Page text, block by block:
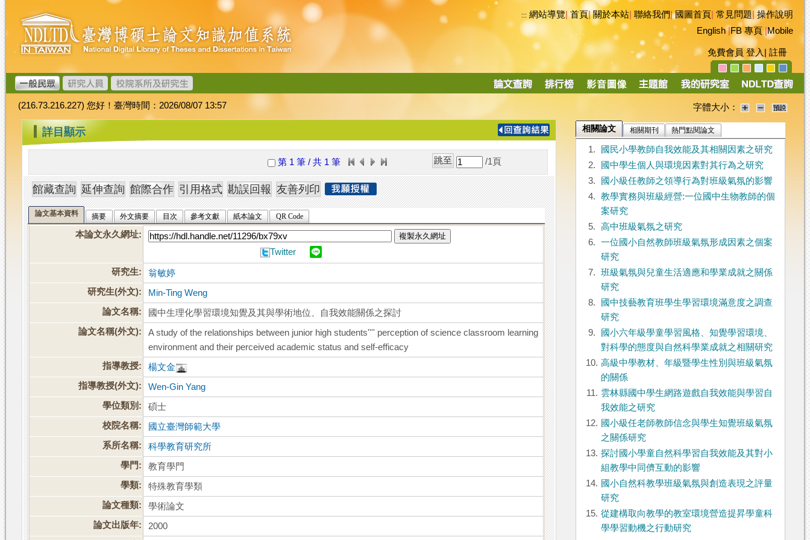
跳
到
主
要
內
容
臺
灣
博
碩
士
論
文
加
值
系
統
::: 網站導覽|首頁|關於本站 聯絡我們|國圖首頁 常見問題|操作說明
English|FB 專頁|Mobile
免費會員 登入 註冊
導
(216.73.216.227) 您好！臺灣時間：2026/08/07 13:57 字體大小：
::: 詳目顯示
第 1 筆 / 共 1 筆 /1 頁
論文基本資料 摘要 外文摘要 目次 參考文獻 紙本論文 QR Code
本論文永久網址: 複製永久網址
Twitter
研究生:
翁敏婷
研究生(外文):
Min-Ting Weng
論文名稱:
國中生理化學習環境知覺及其與學術地位、自我效能關係之探討
論文名稱(外文):
A study of the relationships between junior high students'''' perception of science classroom learning
environment and their perceived academic status and self-efficacy
指導教授:
楊文金
指導教授(外文):
Wen-Gin Yang
學位類別:
碩士
校院名稱:
國立臺灣師範大學
系所名稱:
科學教育研究所
學門:
教育學門
學類:
特殊教育學類
論文種類:
學術論文
論文出版年:
2000
相關論文 相關期刊 熱門點閱論文
1.
國民小學教師自我效能及其相關因素之研究
2.
國中學生個人與環境因素對其行為之研究
3.
國小級任教師之領導行為對班級氣氛的影響
4.
教學實務與班級經營:一位國中生物教師的個
案研究
5.
高中班級氣氛之研究
6.
一位國小自然教師班級氣氛形成因素之個案
研究
7.
班級氣氛與兒童生活適應和學業成就之關係
研究
8.
國中技藝教育班學生學習環境滿意度之調查
研究
9.
國小六年級學童學習風格、知覺學習環境、
對科學的態度與自然科學業成就之相關研究
10. 高級中學教材、年級暨學生性別與班級氣氛
的關係
11. 雲林縣國中學生網路遊戲自我效能與學習自
我效能之研究
12. 國小級任老師教師信念與學生知覺班級氣氛
之關係研究
13. 探討國小學童自然科學習自我效能及其對小
組教學中同儕互動的影響
14. 國小自然科教學班級氣氛與創造表現之評量
研究
15. 從建構取向教學的教室環境營造提昇學童科
學學習動機之行動研究